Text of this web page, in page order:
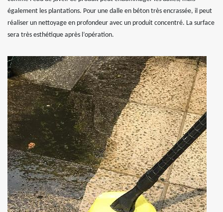
également les plantations. Pour une dalle en béton très encrassée, il peut
réaliser un nettoyage en profondeur avec un produit concentré. La surface
sera très esthétique après l’opération.